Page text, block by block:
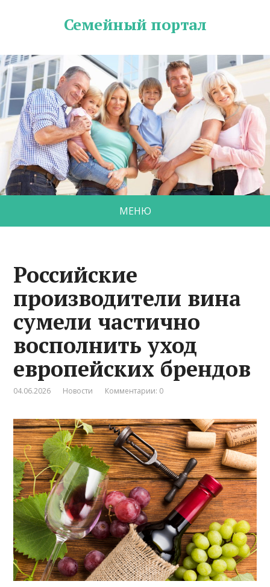
Семейный портал
МЕНЮ
Российские
производители вина
сумели частично
восполнить уход
европейских брендов
04.06.2026 Новости Комментарии: 0